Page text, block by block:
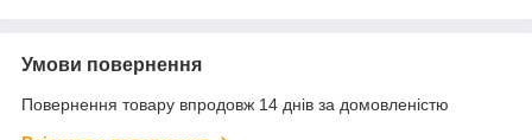
Умови повернення
Повернення товару впродовж 14 днів за домовленістю